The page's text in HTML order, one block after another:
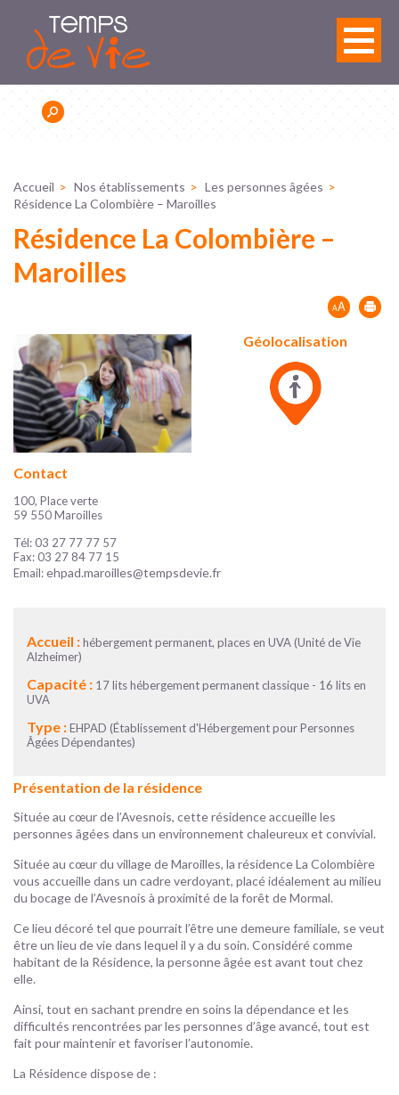
Accueil Nos établissements
Les personnes âgées
Résidence La Colombière – Maroilles
Résidence La Colombière –
Maroilles
Contact
100, Place verte
59 550 Maroilles
Tél: 03 27 77 77 57
Fax: 03 27 84 77 15
Email:ehpad.maroilles@tempsdevie.fr
Géolocalisation
Accueil :hébergement permanent, places en UVA (Unité de Vie
Alzheimer)
Capacité : 17 lits hébergement permanent classique - 16 lits en
UVA
Type :EHPAD (Établissement d'Hébergement pour Personnes
Âgées Dépendantes)
Présentation de la résidence
Située au cœur de l’Avesnois, cette résidence accueille les
personnes âgées dans un environnement chaleureux et convivial.
Située au cœur du village de Maroilles, la résidence La Colombière
vous accueille dans un cadre verdoyant, placé idéalement au milieu
du bocage de l’Avesnois à proximité de la forêt de Mormal.
Ce lieu décoré tel que pourrait l’être une demeure familiale, se veut
être un lieu de vie dans lequel il y a du soin. Considéré comme
habitant de la Résidence, la personne âgée est avant tout chez
elle.
Ainsi, tout en sachant prendre en soins la dépendance et les
difficultés rencontrées par les personnes d’âge avancé, tout est
fait pour maintenir et favoriser l’autonomie.
La Résidence dispose de :